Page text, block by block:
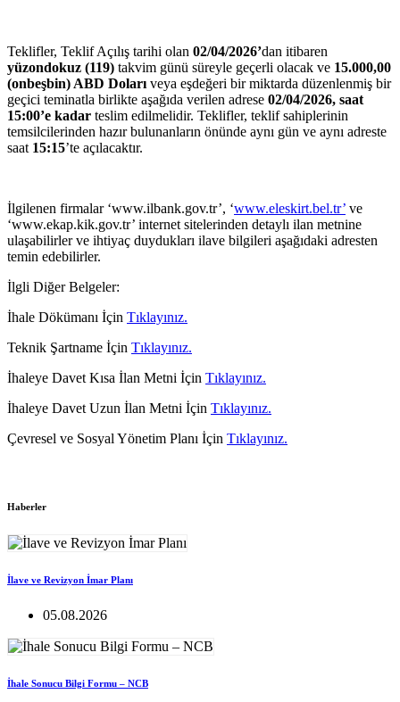
Teklifler, Teklif Açılış tarihi olan 02/04/2026’dan itibaren
yüzondokuz (119) takvim günü süreyle geçerli olacak ve 15.000,00
(onbeşbin) ABD Doları veya eşdeğeri bir miktarda düzenlenmiş bir
geçici teminatla birlikte aşağıda verilen adrese 02/04/2026, saat
15:00’e kadar teslim edilmelidir. Teklifler, teklif sahiplerinin
temsilcilerinden hazır bulunanların önünde aynı gün ve aynı adreste
saat 15:15’te açılacaktır.
İlgilenen firmalar ‘www.ilbank.gov.tr’, ‘www.eleskirt.bel.tr’ ve
‘www.ekap.kik.gov.tr’ internet sitelerinden detaylı ilan metnine
ulaşabilirler ve ihtiyaç duydukları ilave bilgileri aşağıdaki adresten
temin edebilirler.
İlgli Diğer Belgeler:
İhale Dökümanı İçin Tıklayınız.
Teknik Şartname İçin Tıklayınız.
İhaleye Davet Kısa İlan Metni İçin Tıklayınız.
İhaleye Davet Uzun İlan Metni İçin Tıklayınız.
Çevresel ve Sosyal Yönetim Planı İçin Tıklayınız.
Haberler
İlave ve Revizyon İmar Planı
05.08.2026
İhale Sonucu Bilgi Formu – NCB